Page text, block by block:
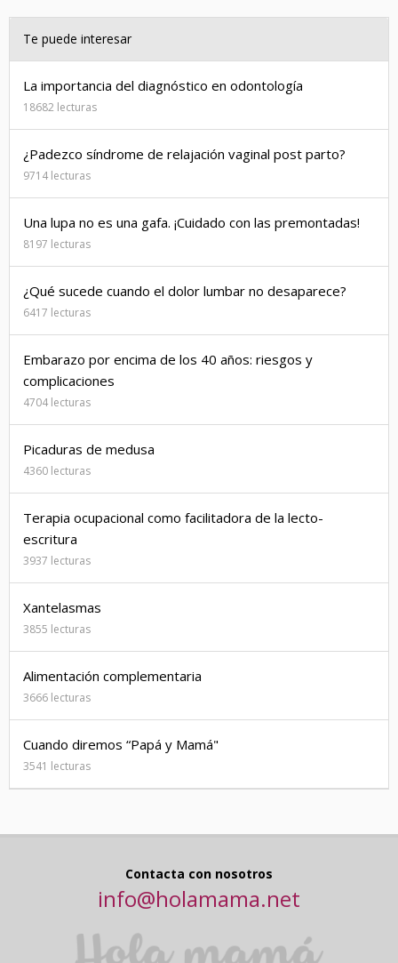
Te puede interesar
La importancia del diagnóstico en odontología
18682 lecturas
¿Padezco síndrome de relajación vaginal post parto?
9714 lecturas
Una lupa no es una gafa. ¡Cuidado con las premontadas!
8197 lecturas
¿Qué sucede cuando el dolor lumbar no desaparece?
6417 lecturas
Embarazo por encima de los 40 años: riesgos y
complicaciones
4704 lecturas
Picaduras de medusa
4360 lecturas
Terapia ocupacional como facilitadora de la lecto-
escritura
3937 lecturas
Xantelasmas
3855 lecturas
Alimentación complementaria
3666 lecturas
Cuando diremos “Papá y Mamá"
3541 lecturas
Contacta con nosotros
info@holamama.net